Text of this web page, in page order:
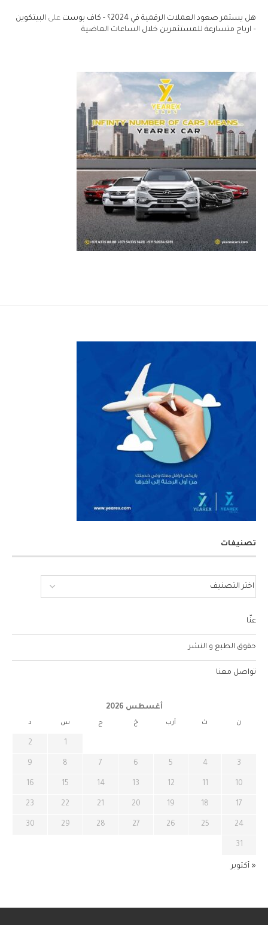
هل يستمر صعود العملات الرقمية في 2024؟ - كاف بوست على البيتكوين
– ارباح متسارعة للمستثمرين خلال الساعات الماضية
تصنيفات
عنّا
حقوق الطبع و النشر
تواصل معنا
أغسطس 2026
ن ث أرب خ ج س د
1
2
3
4
5
6
7
8
9
10
11
12
13
14
15
16
17
18
19
20
21
22
23
24
25
26
27
28
29
30
31
« أكتوبر